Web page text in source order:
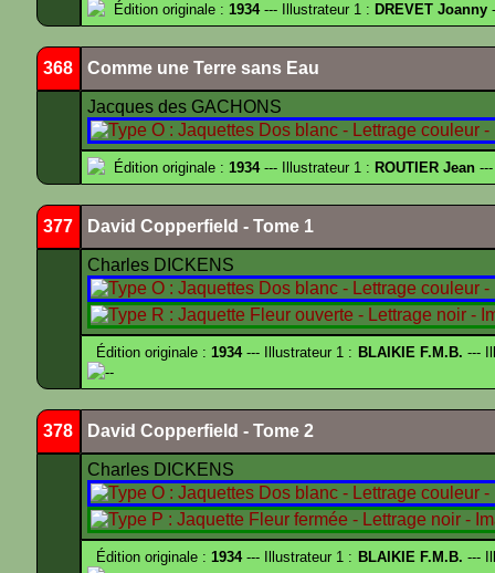
Édition originale : 1934--- Illustrateur 1 : DREVET Joanny
368 Comme une Terre sans Eau
Jacques des GACHONS
Édition originale : 1934--- Illustrateur 1 : ROUTIER Jean ---
377 David Copperfield - Tome 1
Charles DICKENS
Édition originale :1934--- Illustrateur 1 : BLAIKIE F.M.B. ---
--
378 David Copperfield - Tome 2
Charles DICKENS
Édition originale :1934--- Illustrateur 1 : BLAIKIE F.M.B. ---